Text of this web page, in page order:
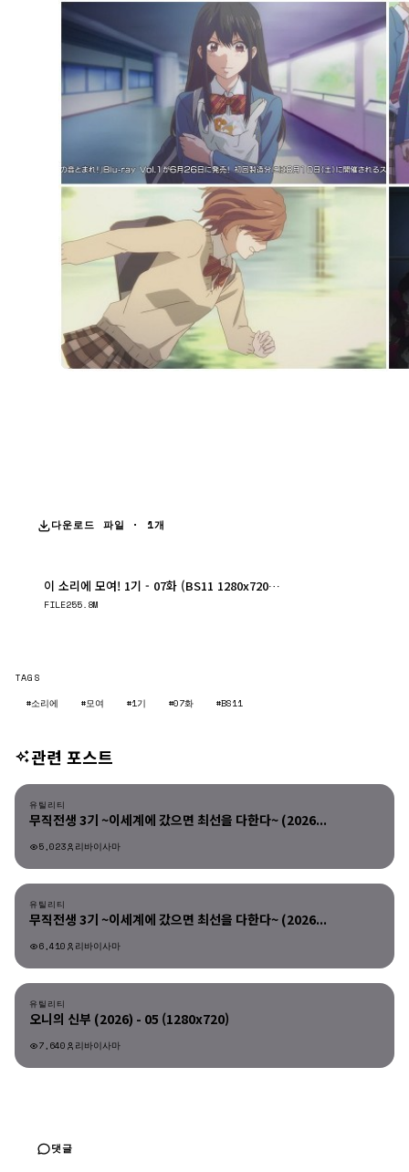
다운로드 파일 · 1개
이 소리에 모여! 1기 - 07화 (BS11 1280x720 x264 AAC)
FILE255.8M
TAGS
#소리에
#모여 #1기 #07화 #BS11
관련 포스트
유틸리티
유틸리티
무직전생 3기 ~이세계에 갔으면 최선을 다한다~ (2026...
5,023 리바이사마
유틸리티
유틸리티
무직전생 3기 ~이세계에 갔으면 최선을 다한다~ (2026...
6,410 리바이사마
유틸리티
유틸리티
오니의 신부 (2026) - 05 (1280x720)
7,640 리바이사마
댓글